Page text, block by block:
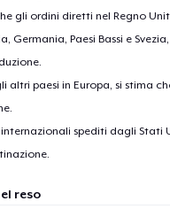
gli ordini diretti nel Regno
Germania, Paesi Bassi e
altri paesi in Europa, si stima
internazionali spediti dagli
reso